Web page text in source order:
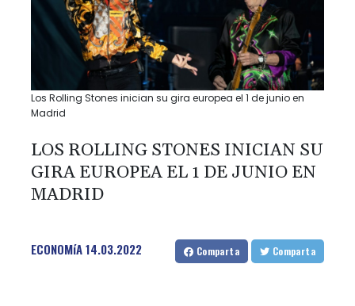
Los Rolling Stones inician su gira europea el 1 de junio en
Madrid
LOS ROLLING STONES INICIAN SU
GIRA EUROPEA EL 1 DE JUNIO EN
MADRID
ECONOMíA14.03.2022 Comparta Comparta